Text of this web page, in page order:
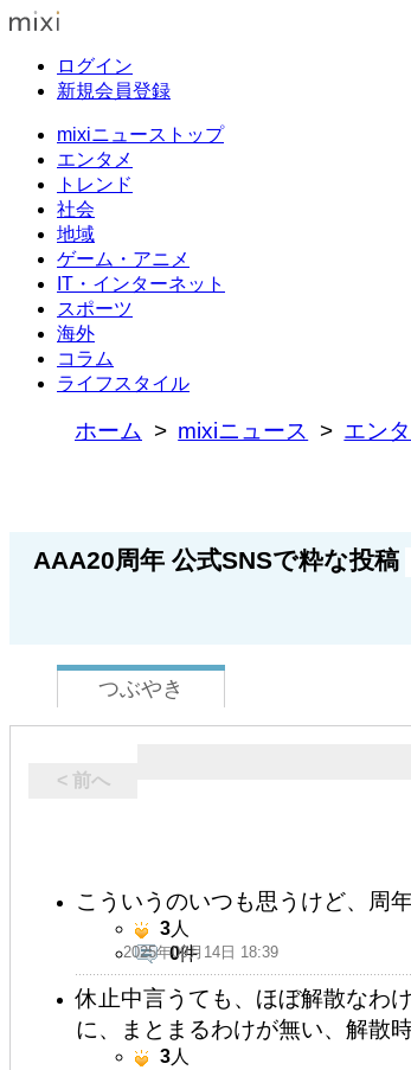
ログイン
新規会員登録
mixiニューストップ
エンタメ
トレンド
社会
地域
ゲーム・アニメ
IT・インターネット
スポーツ
海外
コラム
ライフスタイル
ホーム mixiニュース エン
AAA20周年 公式SNSで粋な投稿
つぶやき
< 前へ
こういうのいつも思うけど、周
2025年09月14日 18:39
3人
0件
休止中言うても、ほぼ解散なわ
に、まとまるわけが無い、解散
3人